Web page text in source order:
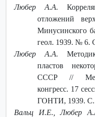
Любер А.А.
отложений
Минусинского
геол. 1939. № 6.
Любер А.А.
пластов
СССР //
конгресс. 17
ГОНТИ, 1939. С.
Вальц И.Е., Любер